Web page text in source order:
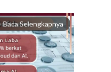
Baca Selengkapnya